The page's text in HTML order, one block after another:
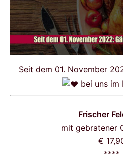
Seit dem 01. November
bei uns im
Frischer
mit gebratener
€
****